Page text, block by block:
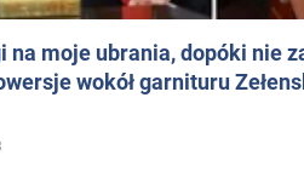
na moje ubrania, dopóki nie
wokół garnituru